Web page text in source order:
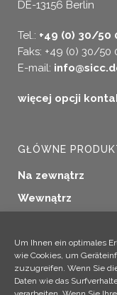
Um Ihnen ein optimales
wie Cookies, um
zuzugreifen. Wenn Sie
Daten wie das
DE-13156 Berlin
Tel.: +49 (0) 30/50
Faks: +49 (0) 30/50
E-mail:
więcej opcji
GŁÓWNE
Na zewnątrz
Wewnątrz
Konserwacja
Zastosowania
Produkty